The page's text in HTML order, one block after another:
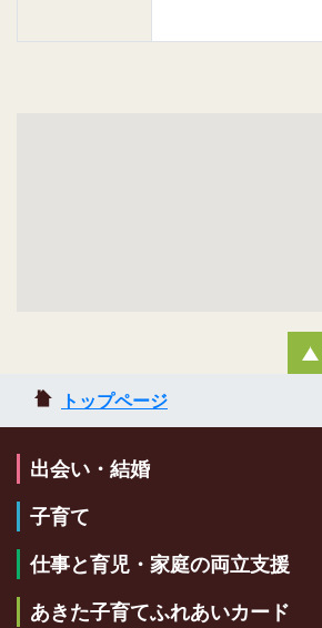
トップページ
出会い・結婚
子育て
仕事と育児・家庭の両立支援
あきた子育てふれあいカード